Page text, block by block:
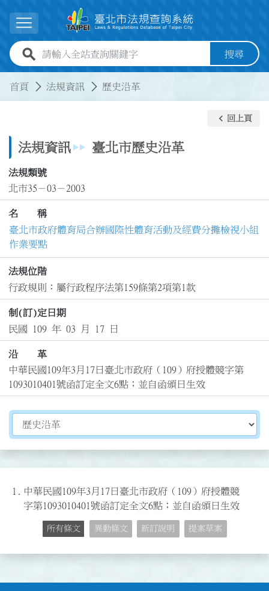
展開選單
全站查詢關鍵字欄位 搜尋
首頁 法規資訊 歷史沿革
法規資訊 臺北市歷史沿革
keyboard_arrow_left 回上頁
法規類號
北市35－03－2003
名 稱
臺北市政府體育局合辦國際性體育活動及經費分攤檢視小組
作業要點
法規位階
行政規則：屬行政程序法第159條第2項第1款
制(訂)定日期
民國 109 年 03 月 17 日
沿 革
中華民國109年3月17日臺北市政府（109）府授體競字第
1093010401號函訂定全文6點；並自函頒日生效
切換選擇法規資訊內容
1. 中華民國109年3月17日臺北市政府（109）府授體競
字第1093010401號函訂定全文6點；並自函頒日生效
所有條文 異動條文 新訂說明 提案草案